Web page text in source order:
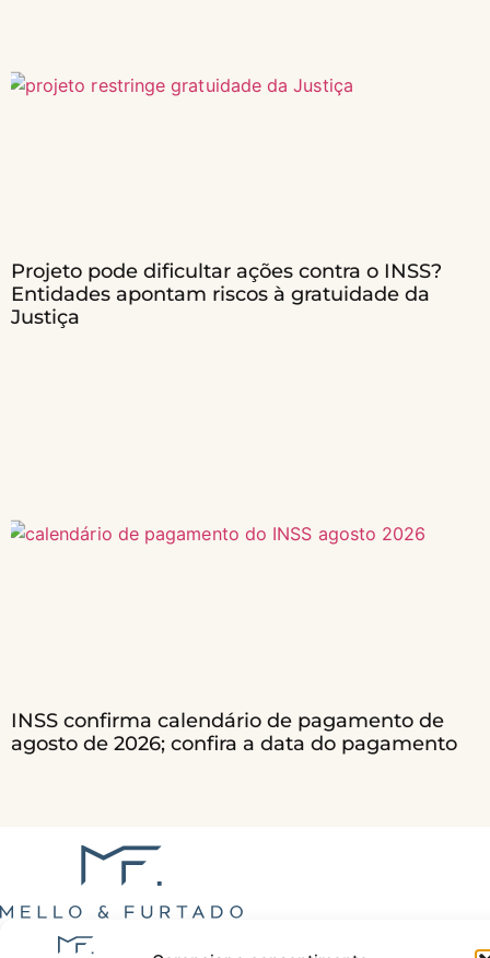
Projeto pode dificultar ações contra o INSS?
Entidades apontam riscos à gratuidade da
Justiça
INSS confirma calendário de pagamento de
agosto de 2026; confira a data do pagamento